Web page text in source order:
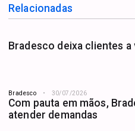
Relacionadas
Bradesco deixa clientes a
Bradesco 30/07/2026
Com pauta em mãos,
atender demandas